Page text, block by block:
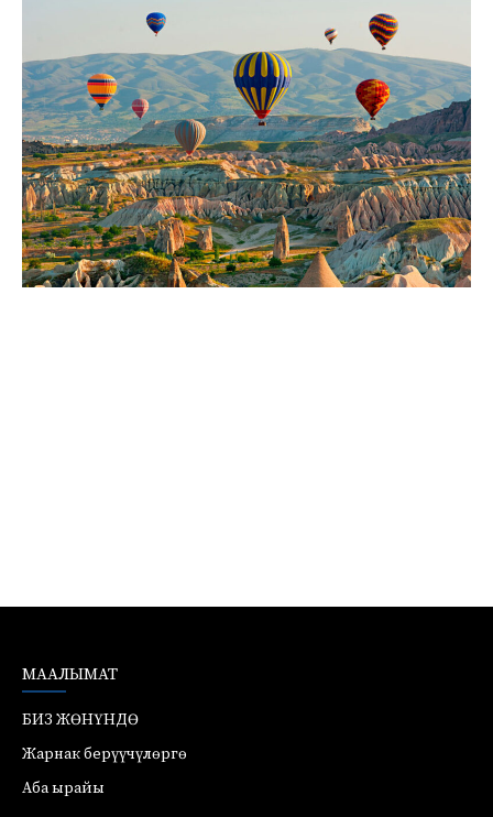
МААЛЫМАТ
БИЗ ЖӨНҮНДӨ
Жарнак берүүчүлөргө
Аба ырайы